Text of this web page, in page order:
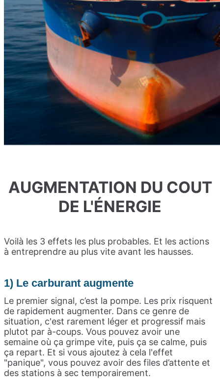
AUGMENTATION DU COUT
DE L'ÉNERGIE
Voilà les 3 effets les plus probables. Et les actions
à entreprendre au plus vite avant les hausses.
1) Le carburant augmente
Le premier signal, c’est la pompe. Les prix risquent
de rapidement augmenter. Dans ce genre de
situation, c'est rarement léger et progressif mais
plutot par à-coups. Vous pouvez avoir une
semaine où ça grimpe vite, puis ça se calme, puis
ça repart. Et si vous ajoutez à cela l'effet
"panique", vous pouvez avoir des files d’attente et
des stations à sec temporairement.